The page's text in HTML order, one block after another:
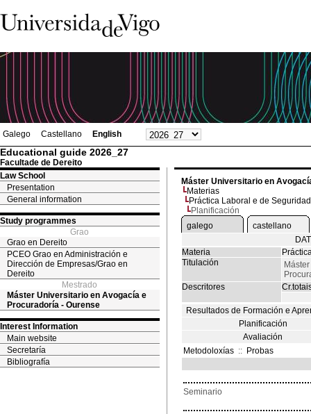
Galego Castellano English
Educational guide 2026_27
Facultade de Dereito
Law School
Presentation
General information
Study programmes
Grao
Grao en Dereito
PCEO Grao en Administración e
Dirección de Empresas/Grao en
Dereito
Mestrado
Máster Universitario en Avogacía e
Procuradoría - Ourense
Interest Information
Main website
Secretaría
Bibliografía
Máster Universitario en
Materias
Práctica Laboral e de
Planificación
galego
castellano
Materia
Titulación
Descritores
Resultados de Formación e
Planificación
Avaliación
Metodoloxías :: Probas
Seminario